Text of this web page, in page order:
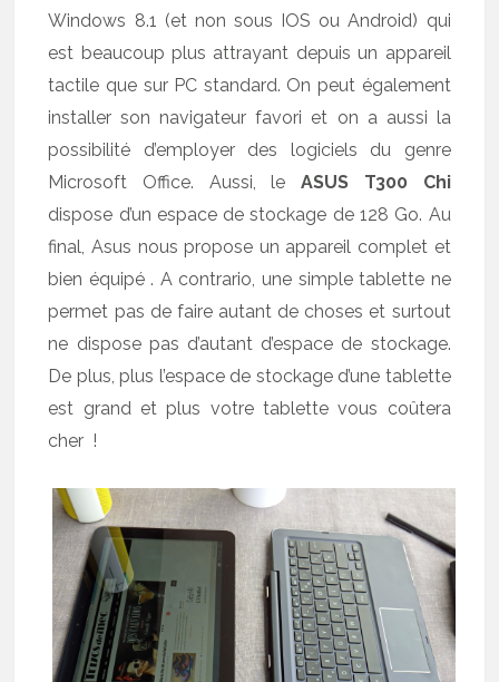
Windows 8.1 (et non sous IOS ou Android) qui
est beaucoup plus attrayant depuis un appareil
tactile que sur PC standard. On peut également
installer son navigateur favori et on a aussi la
possibilité d’employer des logiciels du genre
Microsoft Office. Aussi, leASUS T300 Chi
dispose d’un espace de stockage de 128 Go. Au
final, Asus nous propose un appareil complet et
bien équipé . A contrario, une simple tablette ne
permet pas de faire autant de choses et surtout
ne dispose pas d’autant d’espace de stockage.
De plus, plus l’espace de stockage d’une tablette
est grand et plus votre tablette vous coûtera
cher !